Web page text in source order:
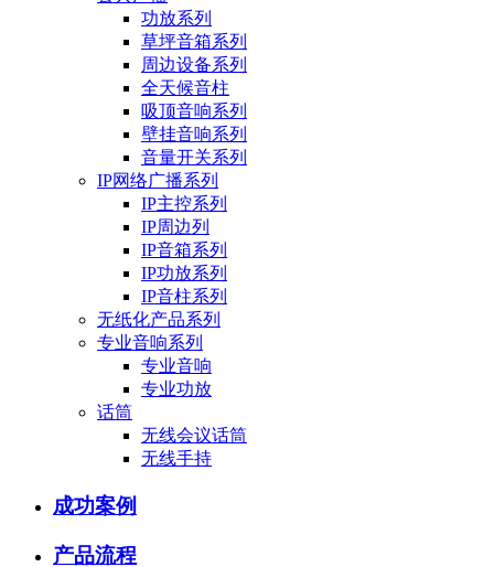
功放系列
草坪音箱系列
周边设备系列
全天候音柱
吸顶音响系列
壁挂音响系列
音量开关系列
IP网络广播系列
IP主控系列
IP周边列
IP音箱系列
IP功放系列
IP音柱系列
无纸化产品系列
专业音响系列
专业音响
专业功放
话筒
无线会议话筒
无线手持
成功案例
产品流程